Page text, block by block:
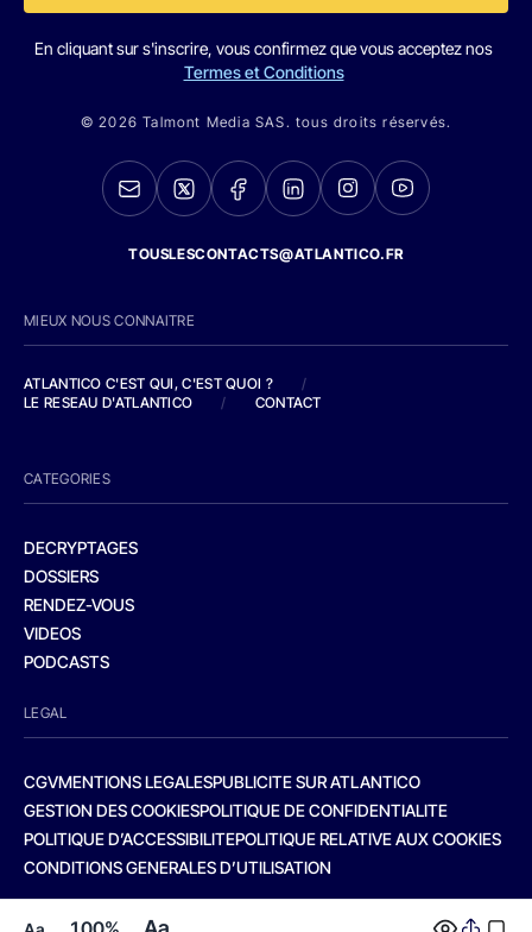
En cliquant sur s'inscrire, vous confirmez que vous acceptez nos
Termes et Conditions
© 2026 Talmont Media SAS. tous droits réservés.
TOUSLESCONTACTS@ATLANTICO.FR
MIEUX NOUS CONNAITRE
ATLANTICO C'EST QUI, C'EST QUOI ?
/
LE RESEAU D'ATLANTICO
/ CONTACT
CATEGORIES
DECRYPTAGES
DOSSIERS
RENDEZ-VOUS
VIDEOS
PODCASTS
LEGAL
CGVMENTIONS LEGALESPUBLICITE SUR ATLANTICO
GESTION DES COOKIESPOLITIQUE DE CONFIDENTIALITE
POLITIQUE D’ACCESSIBILITEPOLITIQUE RELATIVE AUX COOKIES
CONDITIONS GENERALES D’UTILISATION